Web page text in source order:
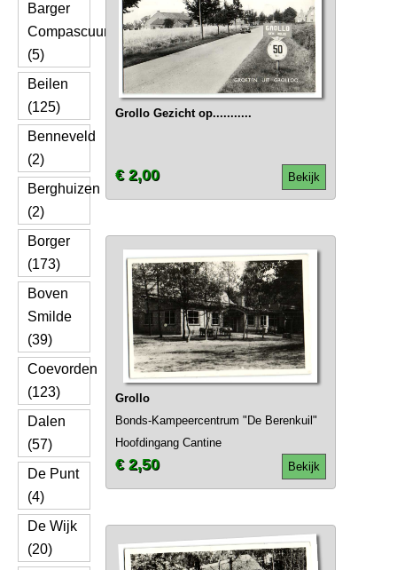
Barger
Compascuum
(5)
Beilen
(125)
Benneveld
(2)
Berghuizen
(2)
Borger
(173)
Boven
Smilde
(39)
Coevorden
(123)
Dalen
(57)
De Punt
(4)
De Wijk
(20)
Grollo Gezicht op...........
Bekijk
€ 2,00
Grollo
Bonds-Kampeercentrum "De Berenkuil"
Hoofdingang Cantine
Bekijk
€ 2,50